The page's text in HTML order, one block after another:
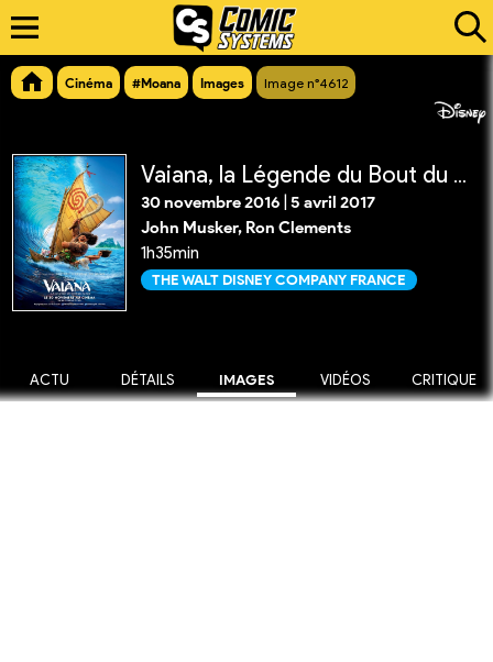
Cinéma #Moana Images Image n°4612
Vaiana, la Légende du Bout du Monde
30 novembre 2016 5 avril 2017
John Musker, Ron Clements
1h35min
THE WALT DISNEY COMPANY FRANCE
ACTU DÉTAILS IMAGES VIDÉOS CRITIQUE